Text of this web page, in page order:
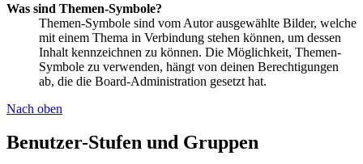
Was sind Themen-Symbole?
Themen-Symbole sind vom Autor ausgewählte Bilder, welche
mit einem Thema in Verbindung stehen können, um dessen
Inhalt kennzeichnen zu können. Die Möglichkeit, Themen-
Symbole zu verwenden, hängt von deinen Berechtigungen
ab, die die Board-Administration gesetzt hat.
Nach oben
Benutzer-Stufen und Gruppen